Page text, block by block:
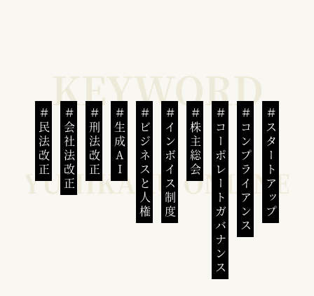
民法改正 会社法改正 刑法改正 生成AI ビジネスと人権インボイス制度 株主総会 コーポレートガバナンスコンプライアンススタートアップ